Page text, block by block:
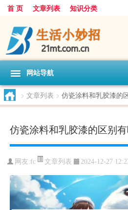
首 页 文章列表 知识分类
网站导航
> 文章列表 > 仿瓷涂料和乳胶漆的
仿瓷涂料和乳胶漆的区别
网友:fc 文章列表 2024-12-27